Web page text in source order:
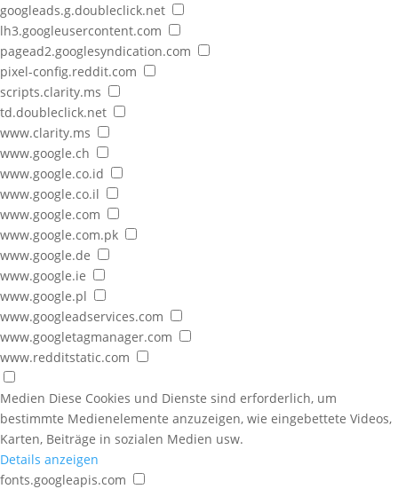
googleads.g.doubleclick.net
lh3.googleusercontent.com
pagead2.googlesyndication.com
pixel-config.reddit.com
scripts.clarity.ms
td.doubleclick.net
www.clarity.ms
www.google.ch
www.google.co.id
www.google.co.il
www.google.com
www.google.com.pk
www.google.de
www.google.ie
www.google.pl
www.googleadservices.com
www.googletagmanager.com
www.redditstatic.com
Medien Diese Cookies und Dienste sind erforderlich, um
bestimmte Medienelemente anzuzeigen, wie eingebettete Videos,
Karten, Beiträge in sozialen Medien usw.
Details anzeigen
fonts.googleapis.com